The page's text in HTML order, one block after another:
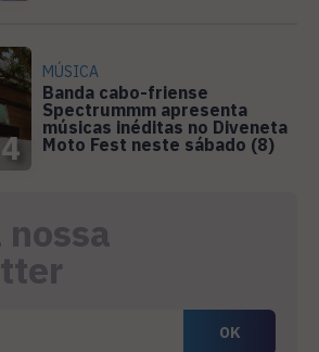
4
MÚSICA
Banda cabo-friense
Spectrummm apresenta
músicas inéditas no Diveneta
Moto Fest neste sábado (8)
nossa